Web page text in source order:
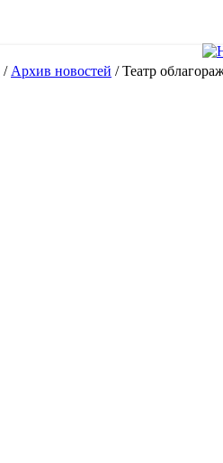
/ Архив новостей /Театр